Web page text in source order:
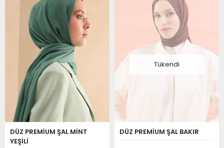
DÜZ PREMİUM ŞAL MİNT
YEŞİLİ
Tükendi
DÜZ PREMİUM ŞAL BAKIR